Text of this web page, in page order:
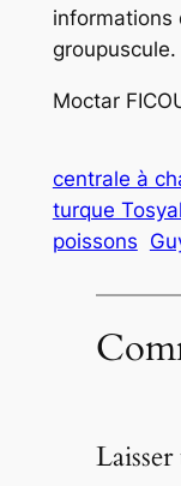
informations
groupuscule.
Moctar
centrale à
turque
poissons